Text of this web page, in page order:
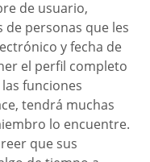
de usuario,
personas que les
y fecha de
el perfil completo
funciones
tendrá muchas
lo encuentre.
que sus